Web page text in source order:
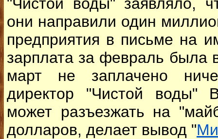
они направили один
предприятия в письме на
зарплата за февраль была
март не заплачено
директор "Чистой воды"
может разъезжать на
долларов, делает вывод "